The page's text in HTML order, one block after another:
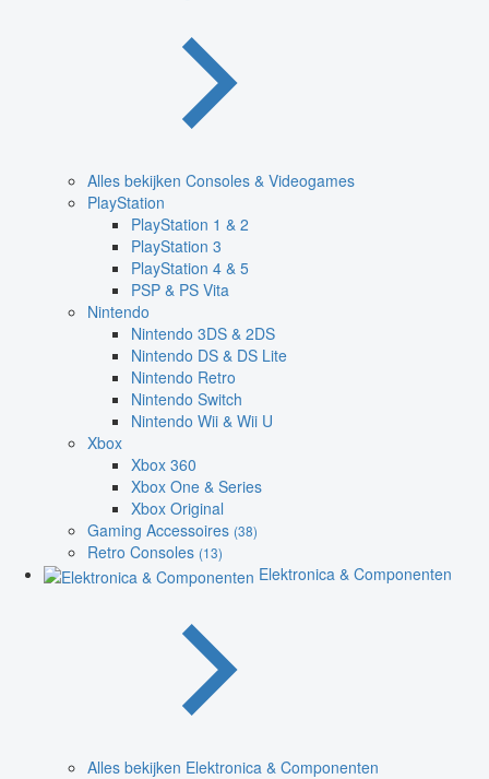
Alles bekijken Consoles & Videogames
PlayStation
PlayStation 1 & 2
PlayStation 3
PlayStation 4 & 5
PSP & PS Vita
Nintendo
Nintendo 3DS & 2DS
Nintendo DS & DS Lite
Nintendo Retro
Nintendo Switch
Nintendo Wii & Wii U
Xbox
Xbox 360
Xbox One & Series
Xbox Original
Gaming Accessoires (38)
Retro Consoles (13)
Elektronica & Componenten
Alles bekijken Elektronica & Componenten